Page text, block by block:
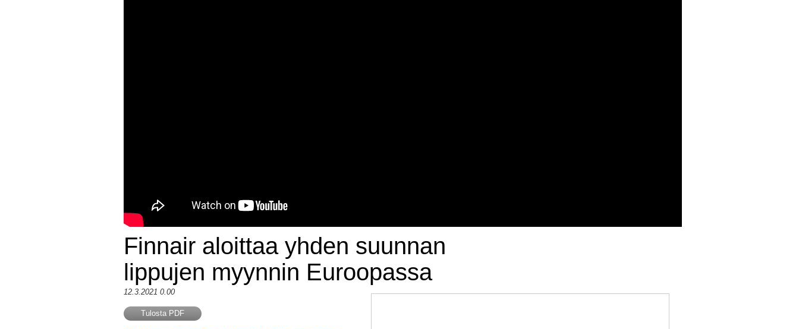
Finnair aloittaa yhden suunnan
lippujen myynnin Euroopassa
12.3.2021 0.00
Tulosta PDF